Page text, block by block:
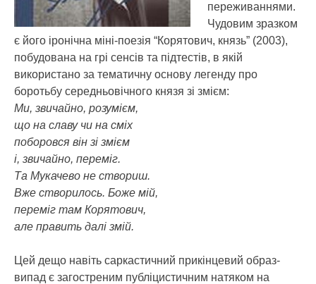
переживаннями.
Чудовим зразком
є його іронічна міні-поезія “Корятович, князь” (2003),
побудована на грі сенсів та підтестів, в якій
використано за тематичну основу легенду про
боротьбу середньовічного князя зі змієм:
Ми, звичайно, розумієм,
що на славу чи на сміх
поборовся він зі змієм
і, звичайно, переміг.
Та Мукачево не створиш.
Вже створилось. Боже мій,
переміг там Корятович,
але править далі змій.
Цей дещо навіть саркастичний прикінцевий образ-
випад є загостреним публіцистичним натяком на